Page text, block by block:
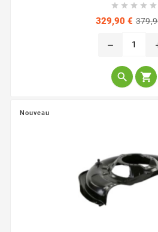
    
329,90 €
remove
 
Nouveau